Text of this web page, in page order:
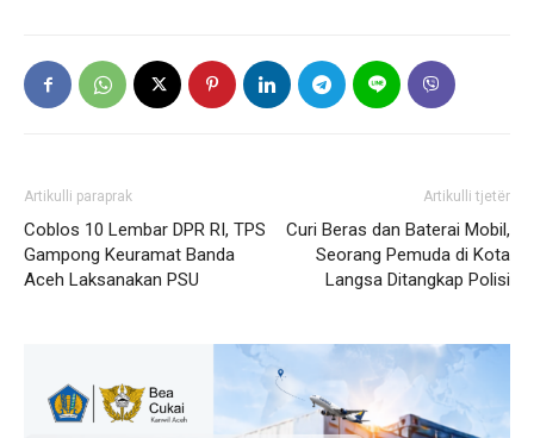
Artikulli paraprak
Coblos 10 Lembar DPR RI, TPS
Gampong Keuramat Banda
Aceh Laksanakan PSU
Artikulli tjetër
Curi Beras dan Baterai Mobil,
Seorang Pemuda di Kota
Langsa Ditangkap Polisi